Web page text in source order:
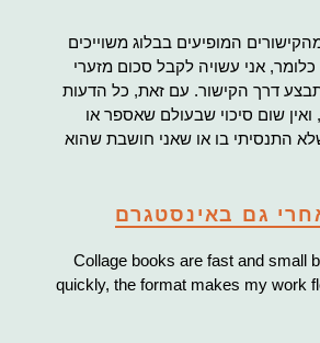
המופיעים בבלוג משוייכים
כלומר, אני עשויה לקבל סכום מזערי
דרך הקישור. עם זאת, כל הדעות
שום סיכוי שבעולם שאספר או
התנסיתי בו או שאני חושבת שהוא
גם באינסטגרם